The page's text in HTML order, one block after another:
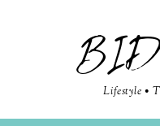
Lifestyle •